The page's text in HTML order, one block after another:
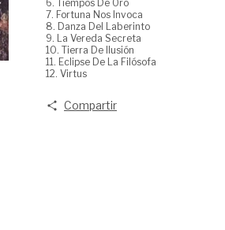
6. Tiempos De Oro
7. Fortuna Nos Invoca
8. Danza Del Laberinto
9. La Vereda Secreta
10. Tierra De Ilusión
11. Eclipse De La Filósofa
12. Virtus
Compartir